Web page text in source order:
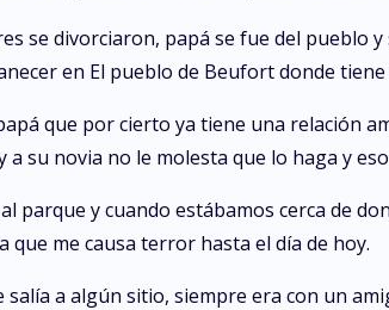
se divorciaron, papá se fue del pueblo
en El pueblo de Beufort donde
que por cierto ya tiene una relación
su novia no le molesta que lo haga y
parque y cuando estábamos cerca de
que me causa terror hasta el día de hoy.
a algún sitio, siempre era con un